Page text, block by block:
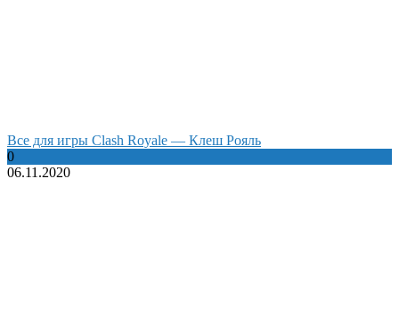
Все для игры Clash Royale — Клеш Рояль
0
06.11.2020